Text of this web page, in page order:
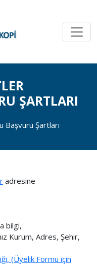
ŞARTLARI
Şartları
adresine
bilgi,
Kurum, Adres, Şehir,
(Üyelik Formu için